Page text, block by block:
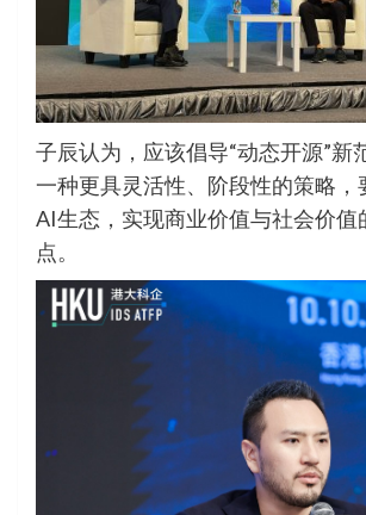
子辰认为，应该倡导“动态开源”新
一种更具灵活性、阶段性的策略，
AI生态，实现商业价值与社会价值
点。